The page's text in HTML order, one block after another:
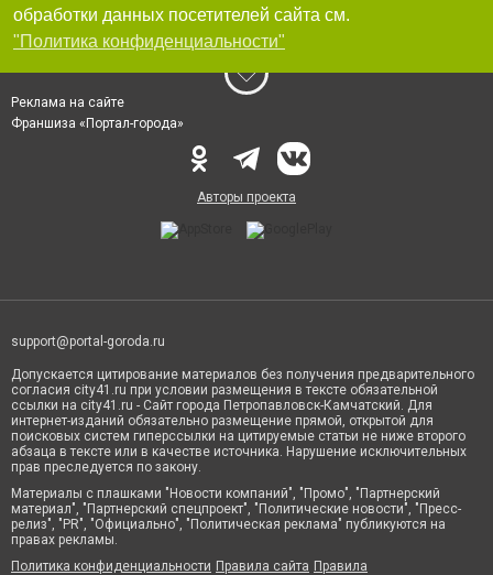
обработки данных посетителей сайта см.
"Политика конфиденциальности"
Реклама на сайте
Франшиза «Портал-города»
Авторы проекта
support@portal-goroda.ru
Допускается цитирование материалов без получения предварительного
согласия city41.ru при условии размещения в тексте обязательной
ссылки на city41.ru - Сайт города Петропавловск-Камчатский. Для
интернет-изданий обязательно размещение прямой, открытой для
поисковых систем гиперссылки на цитируемые статьи не ниже второго
абзаца в тексте или в качестве источника. Нарушение исключительных
прав преследуется по закону.
Материалы с плашками "Новости компаний", "Промо", "Партнерский
материал", "Партнерский спецпроект", "Политические новости", "Пресс-
релиз", "PR", "Официально", "Политическая реклама" публикуются на
правах рекламы.
Политика конфиденциальности Правила сайта Правила